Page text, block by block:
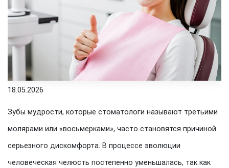
18.05.2026
Зубы мудрости, которые стоматологи называют третьими
молярами или «восьмерками», часто становятся причиной
серьезного дискомфорта. В процессе эволюции
человеческая челюсть постепенно уменьшалась, так как